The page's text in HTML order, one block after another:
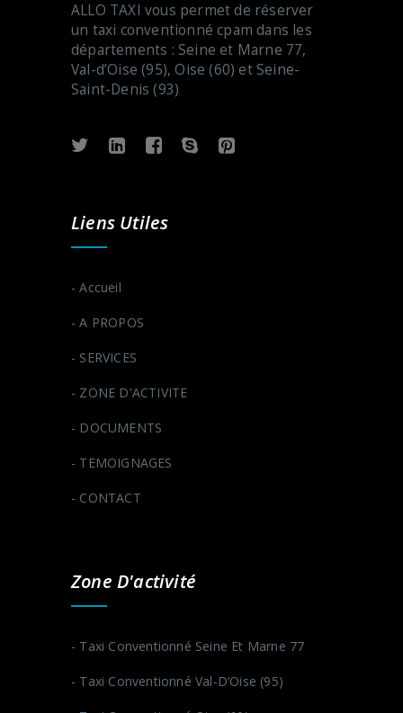
ALLO TAXI vous permet de réserver
un taxi conventionné cpam dans les
départements : Seine et Marne 77,
Val-d’Oise (95), Oise (60) et Seine-
Saint-Denis (93)
Liens Utiles
- Accueil
- A PROPOS
- SERVICES
- ZONE D'ACTIVITE
- DOCUMENTS
- TEMOIGNAGES
- CONTACT
Zone D'activité
- Taxi Conventionné Seine Et Marne 77
- Taxi Conventionné Val-D’Oise (95)